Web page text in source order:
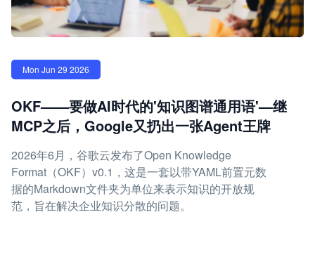
Mon Jun 29 2026
OKF——要做AI时代的'知识图谱通用语'—继
MCP之后，Google又扔出一张Agent王牌
2026年6月，谷歌云发布了Open Knowledge
Format（OKF）v0.1，这是一套以带YAML前置元数
据的Markdown文件夹为单位来表示知识的开放规
范，旨在解决企业知识分散的问题。